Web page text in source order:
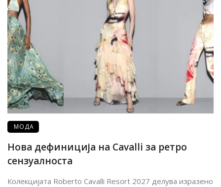
МОДА
Нова дефиниција на Cavalli за ретро
сензуалноста
Колекцијата Roberto Cavalli Resort 2027 делува изразено